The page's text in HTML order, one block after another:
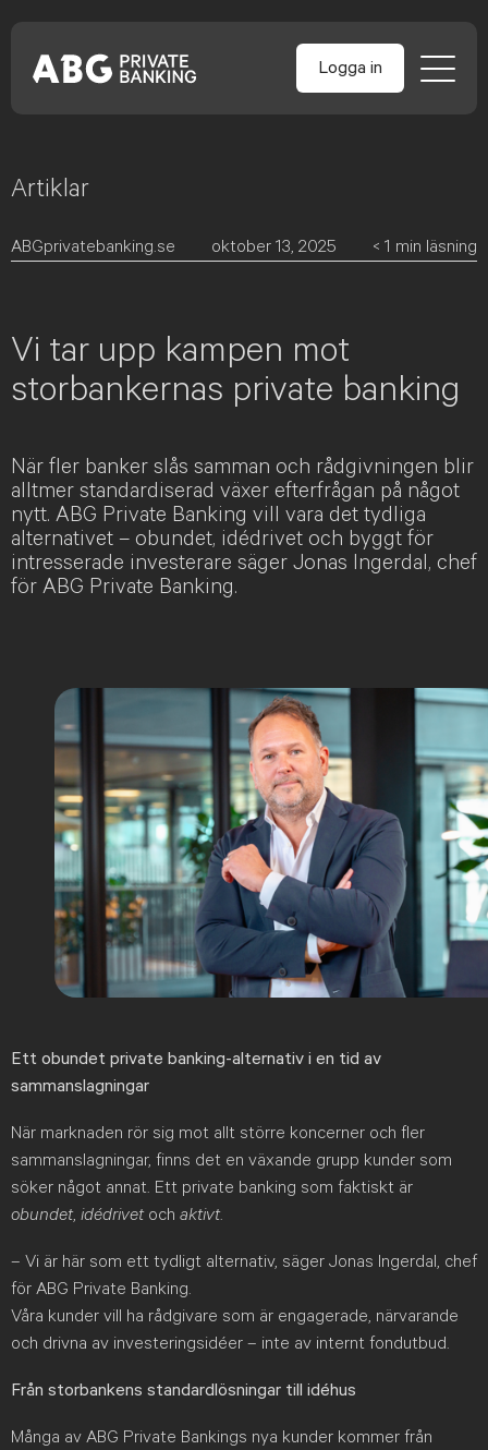
Skip
content
Logga in
Artiklar
ABGprivatebanking.se oktober 13, 2025 < 1 min läsning
Vi tar upp kampen mot
storbankernas private banking
När fler banker slås samman och rådgivningen blir
alltmer standardiserad växer efterfrågan på något
nytt. ABG Private Banking vill vara det tydliga
alternativet – obundet, idédrivet och byggt för
intresserade investerare säger Jonas Ingerdal, chef
för ABG Private Banking.
Ett obundet private banking-alternativ i en tid av
sammanslagningar
När marknaden rör sig mot allt större koncerner och fler
sammanslagningar, finns det en växande grupp kunder som
söker något annat. Ett private banking som faktiskt är
obundet, idédrivetoch aktivt.
– Vi är här som ett tydligt alternativ, säger Jonas Ingerdal, chef
för ABG Private Banking.
Våra kunder vill ha rådgivare som är engagerade, närvarande
och drivna av investeringsidéer – inte av internt fondutbud.
Från storbankens standardlösningar till idéhus
Många av ABG Private Bankings nya kunder kommer från